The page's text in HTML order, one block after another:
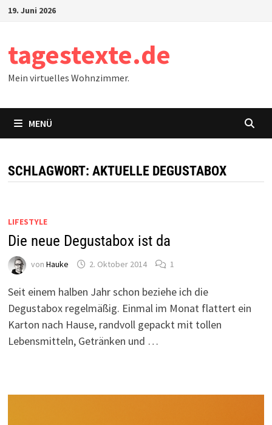
Zum19. Juni 2026
tagestexte.de
Mein virtuelles Wohnzimmer.
MENÜ
SCHLAGWORT: AKTUELLE DEGUSTABOX
LIFESTYLE
Die neue Degustabox ist da
von Hauke 2. Oktober 2014 1
Seit einem halben Jahr schon beziehe ich die
Degustabox regelmäßig. Einmal im Monat flattert ein
Karton nach Hause, randvoll gepackt mit tollen
Lebensmitteln, Getränken und …